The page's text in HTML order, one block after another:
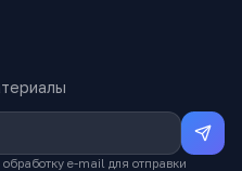
e-mail для отправки